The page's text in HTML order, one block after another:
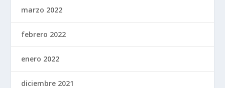
marzo 2022
febrero 2022
enero 2022
diciembre 2021